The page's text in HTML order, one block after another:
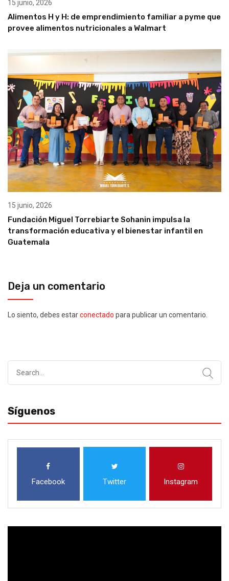
15 junio, 2026
Alimentos H y H: de emprendimiento familiar a pyme que
provee alimentos nutricionales a Walmart
15 junio, 2026
Fundación Miguel Torrebiarte Sohanin impulsa la
transformación educativa y el bienestar infantil en
Guatemala
Deja un comentario
Lo siento, debes estarconectado para publicar un comentario.
Síguenos
Facebook Twitter Instagram